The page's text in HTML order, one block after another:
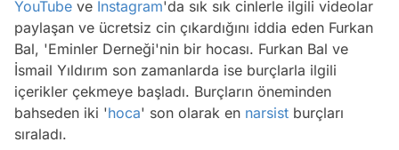
YouTube ve Instagram'da sık sık cinlerle ilgili videolar
paylaşan ve ücretsiz cin çıkardığını iddia eden Furkan
Bal, 'Eminler Derneği'nin bir hocası. Furkan Bal ve
İsmail Yıldırım son zamanlarda ise burçlarla ilgili
içerikler çekmeye başladı. Burçların öneminden
bahseden iki 'hoca' son olarak en narsist burçları
sıraladı.